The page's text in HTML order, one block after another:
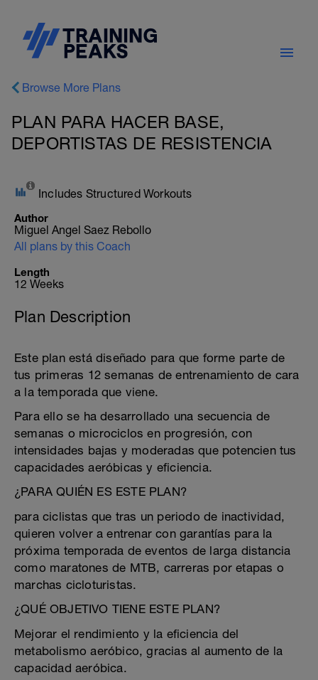
Browse More Plans
PLAN PARA HACER BASE,
DEPORTISTAS DE RESISTENCIA
Includes Structured Workouts
Author
Miguel Angel Saez Rebollo
All plans by this Coach
Length
12 Weeks
Plan Description
Este plan está diseñado para que forme parte de
tus primeras 12 semanas de entrenamiento de cara
a la temporada que viene.
Para ello se ha desarrollado una secuencia de
semanas o microciclos en progresión, con
intensidades bajas y moderadas que potencien tus
capacidades aeróbicas y eficiencia.
¿PARA QUIÉN ES ESTE PLAN?
para ciclistas que tras un periodo de inactividad,
quieren volver a entrenar con garantías para la
próxima temporada de eventos de larga distancia
como maratones de MTB, carreras por etapas o
marchas cicloturistas.
¿QUÉ OBJETIVO TIENE ESTE PLAN?
Mejorar el rendimiento y la eficiencia del
metabolismo aeróbico, gracias al aumento de la
capacidad aeróbica.